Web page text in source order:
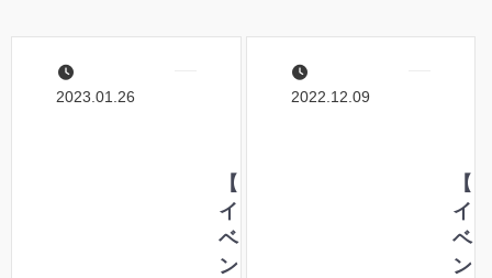
2023.01.26
【
イ
ベ
ン
2022.12.09
【
イ
ベ
ン